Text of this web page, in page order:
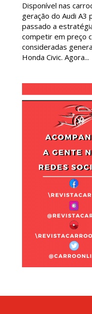
Disponível nas
geração do Audi
passado a
competir em preço
consideradas
Honda Civic. Agora...